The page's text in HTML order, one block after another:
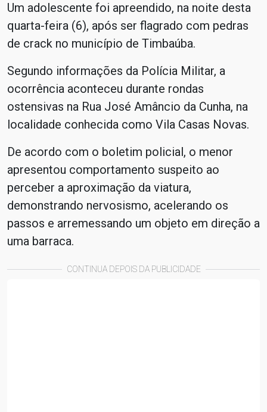
Um adolescente foi apreendido, na noite desta
quarta-feira (6), após ser flagrado com pedras
de crack no município de Timbaúba.
Segundo informações da Polícia Militar, a
ocorrência aconteceu durante rondas
ostensivas na Rua José Amâncio da Cunha, na
localidade conhecida como Vila Casas Novas.
De acordo com o boletim policial, o menor
apresentou comportamento suspeito ao
perceber a aproximação da viatura,
demonstrando nervosismo, acelerando os
passos e arremessando um objeto em direção a
uma barraca.
CONTINUA DEPOIS DA PUBLICIDADE